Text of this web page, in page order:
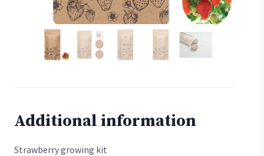
Additional information
Strawberry growing kit